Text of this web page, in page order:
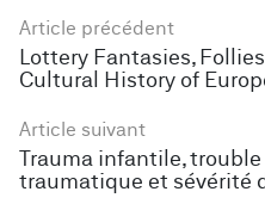
Article précédent
Lottery Fantasies,
Cultural History of
Article suivant
Trauma infantile,
traumatique et sévérité